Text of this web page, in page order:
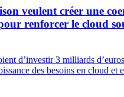
veulent créer une
renforcer le cloud
d’investir 3 milliards
des besoins en cloud et